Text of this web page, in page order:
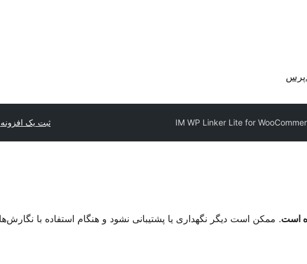
IM WP Linker Lite for ثبت یک افزونه
. ممکن است دیگر نگهداری یا پشتیبانی نشود و هنگام استفاده با